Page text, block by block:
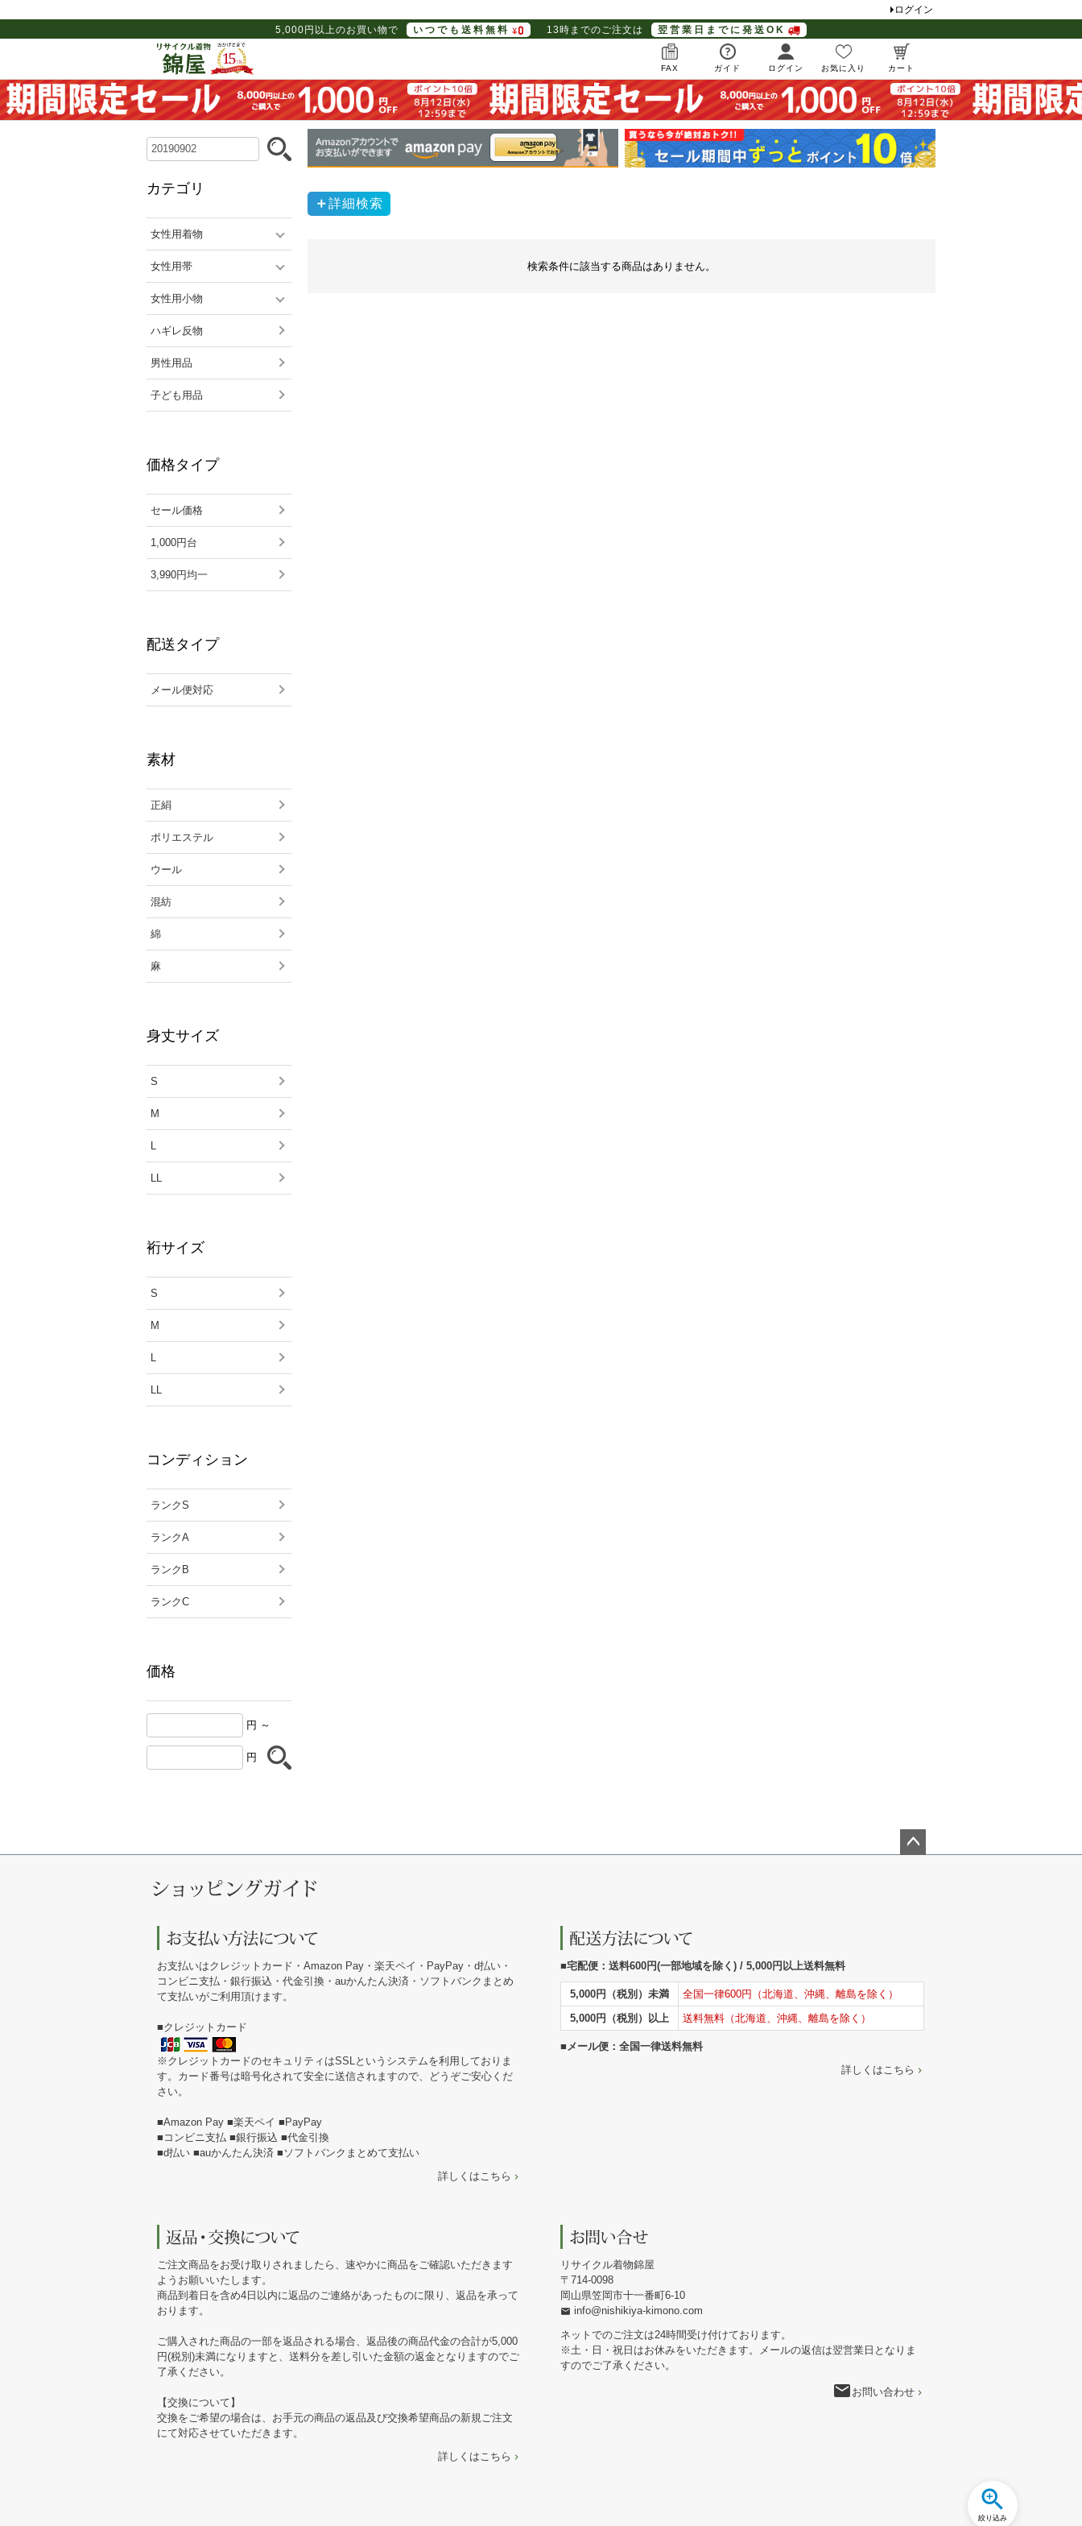
ログイン
5,000円以上のお買い物で
いつでも送料無料 13時までのご注文は 翌営業日までに発送OK
FAX ガイド ログイン お気に入り カート
カテゴリ
女性用着物
女性用帯
女性用小物
ハギレ反物
男性用品
子ども用品
価格タイプ
セール価格
1,000円台
3,990円均一
配送タイプ
メール便対応
素材
正絹
ポリエステル
ウール
混紡
綿
麻
身丈サイズ
S
M
L
LL
裄サイズ
S
M
L
LL
コンディション
ランクS
ランクA
ランクB
ランクC
価格
円 ～
円
詳細検索
検索条件に該当する商品はありません。
絞り込み
お支払いはクレジットカード・Amazon Pay・楽天ペイ・PayPay・d払い・
コンビニ支払・銀行振込・代金引換・auかんたん決済・ソフトバンクまとめ
て支払いがご利用頂けます。
■クレジットカード
※クレジットカードのセキュリティはSSLというシステムを利用しておりま
す。カード番号は暗号化されて安全に送信されますので、どうぞご安心くだ
さい。
■Amazon Pay ■楽天ペイ ■PayPay
■コンビニ支払 ■銀行振込 ■代金引換
■d払い ■auかんたん決済 ■ソフトバンクまとめて支払い
詳しくはこちら
■宅配便：送料600円(一部地域を除く) / 5,000円以上送料無料
5,000円（税別）未満
全国一律600円（北海道、沖縄、離島を除く）
5,000円（税別）以上
送料無料（北海道、沖縄、離島を除く）
■メール便：全国一律送料無料
詳しくはこちら
ご注文商品をお受け取りされましたら、速やかに商品をご確認いただきます
ようお願いいたします。
商品到着日を含め4日以内に返品のご連絡があったものに限り、返品を承って
おります。
ご購入された商品の一部を返品される場合、返品後の商品代金の合計が5,000
円(税別)未満になりますと、送料分を差し引いた金額の返金となりますのでご
了承ください。
【交換について】
交換をご希望の場合は、お手元の商品の返品及び交換希望商品の新規ご注文
にて対応させていただきます。
詳しくはこちら
リサイクル着物錦屋
714-0098
岡山県笠岡市十一番町6-10
info@nishikiya-kimono.com
ネットでのご注文は24時間受け付けております。
※土・日・祝日はお休みをいただきます。メールの返信は翌営業日となりま
すのでご了承ください。
email お問い合わせ